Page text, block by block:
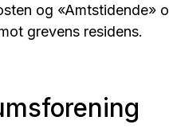
og «Amtstidende»
grevens residens.